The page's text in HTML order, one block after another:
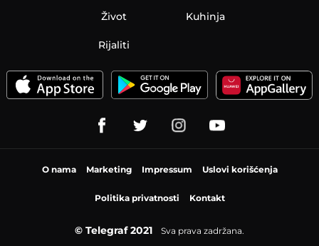
Život Kuhinja
Rijaliti
O nama Marketing Impressum Uslovi korišćenja
Politika privatnosti Kontakt
© Telegraf 2021 Sva prava zadržana.